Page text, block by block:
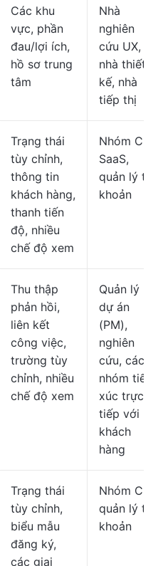
Các khu
vực, phần
đau/lợi ích,
hồ sơ trung
tâm
Nhà
nghiên
cứu UX,
nhà thiết
kế, nhà
tiếp thị
Trạng thái
tùy chỉnh,
thông tin
khách hàng,
thanh tiến
độ, nhiều
chế độ xem
Nhóm CS
SaaS,
quản lý tài
khoản
Thu thập
phản hồi,
liên kết
công việc,
trường tùy
chỉnh, nhiều
chế độ xem
Quản lý
dự án
(PM),
nghiên
cứu, các
nhóm tiếp
xúc trực
tiếp với
khách
hàng
Trạng thái
tùy chỉnh,
biểu mẫu
đăng ký,
các giai
Nhóm CS,
quản lý tài
khoản